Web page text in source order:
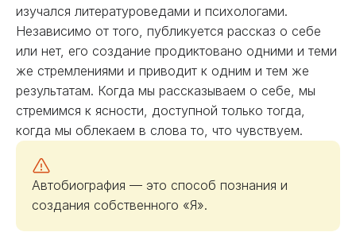
изучался литературоведами и психологами.
Независимо от того, публикуется рассказ о себе
или нет, его создание продиктовано одними и теми
же стремлениями и приводит к одним и тем же
результатам. Когда мы рассказываем о себе, мы
стремимся к ясности, доступной только тогда,
когда мы облекаем в слова то, что чувствуем.
Автобиография — это способ познания и
создания собственного «Я».